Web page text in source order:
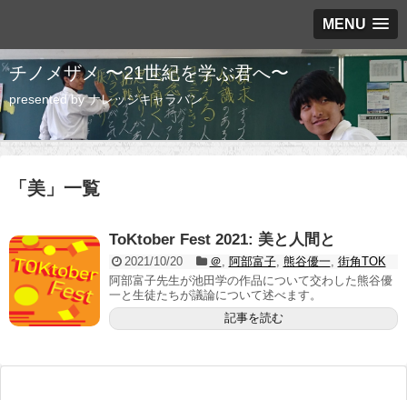
MENU
チノメザメ 〜21世紀を学ぶ君へ〜
presented by ナレッジキャラバン
「 美 」 一覧
ToKtober Fest 2021: 美と人間と
2021/10/20 ＠ 阿部富子, 熊谷優一, 街角TOK
阿部富子先生が池田学の作品について交わした熊谷優
一と生徒たちが議論について述べます。
記事を読む